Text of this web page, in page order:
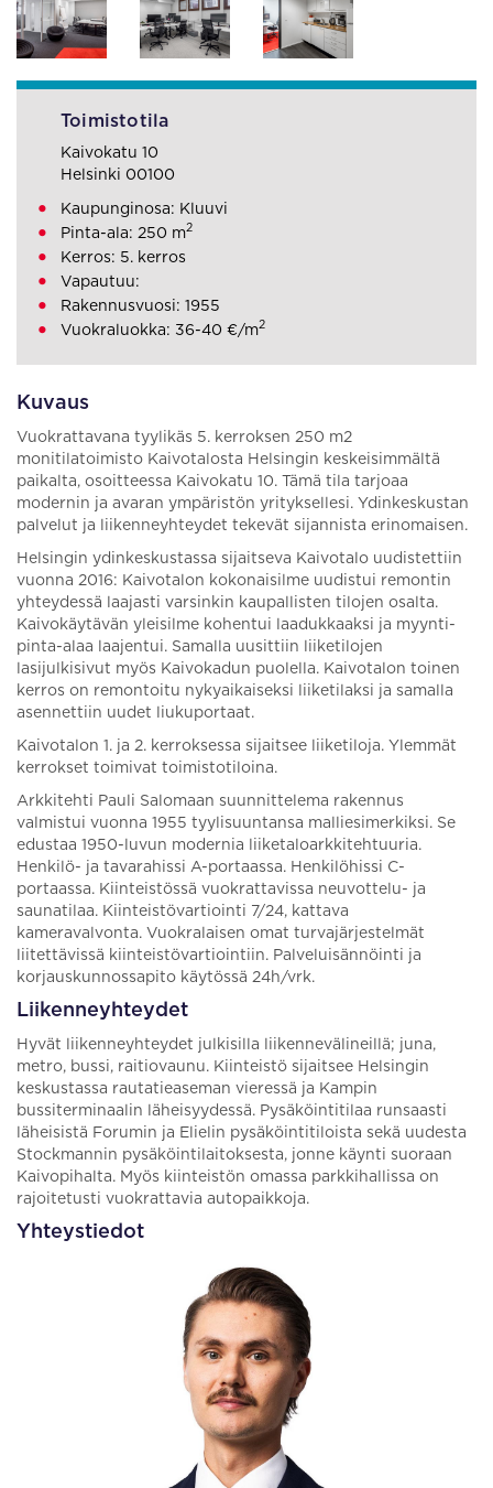
Kuvaus
Vuokrattavana tyylikäs 5. kerroksen 250 m2
monitilatoimisto Kaivotalosta Helsingin keskeisimmältä
paikalta, osoitteessa Kaivokatu 10. Tämä tila tarjoaa
modernin ja avaran ympäristön yrityksellesi. Ydinkeskustan
palvelut ja liikenneyhteydet tekevät sijannista erinomaisen.
Helsingin ydinkeskustassa sijaitseva Kaivotalo uudistettiin
vuonna 2016: Kaivotalon kokonaisilme uudistui remontin
yhteydessä laajasti varsinkin kaupallisten tilojen osalta.
Kaivokäytävän yleisilme kohentui laadukkaaksi ja myynti-
pinta-alaa laajentui. Samalla uusittiin liiketilojen
lasijulkisivut myös Kaivokadun puolella. Kaivotalon toinen
kerros on remontoitu nykyaikaiseksi liiketilaksi ja samalla
asennettiin uudet liukuportaat.
Kaivotalon 1. ja 2. kerroksessa sijaitsee liiketiloja. Ylemmät
kerrokset toimivat toimistotiloina.
Arkkitehti Pauli Salomaan suunnittelema rakennus
valmistui vuonna 1955 tyylisuuntansa malliesimerkiksi. Se
edustaa 1950-luvun modernia liiketaloarkkitehtuuria.
Henkilö- ja tavarahissi A-portaassa. Henkilöhissi C-
portaassa. Kiinteistössä vuokrattavissa neuvottelu- ja
saunatilaa. Kiinteistövartiointi 7/24, kattava
kameravalvonta. Vuokralaisen omat turvajärjestelmät
liitettävissä kiinteistövartiointiin. Palveluisännöinti ja
korjauskunnossapito käytössä 24h/vrk.
Liikenneyhteydet
Hyvät liikenneyhteydet julkisilla liikennevälineillä; juna,
metro, bussi, raitiovaunu. Kiinteistö sijaitsee Helsingin
keskustassa rautatieaseman vieressä ja Kampin
bussiterminaalin läheisyydessä. Pysäköintitilaa runsaasti
läheisistä Forumin ja Elielin pysäköintitiloista sekä uudesta
Stockmannin pysäköintilaitoksesta, jonne käynti suoraan
Kaivopihalta. Myös kiinteistön omassa parkkihallissa on
rajoitetusti vuokrattavia autopaikkoja.
Yhteystiedot
Toimistotila
Kaivokatu 10
Helsinki 00100
Kaupunginosa: Kluuvi
Pinta-ala: 250 m2
Kerros: 5. kerros
Vapautuu:
Rakennusvuosi: 1955
Vuokraluokka: 36-40 €/m2